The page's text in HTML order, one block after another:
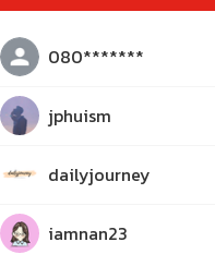
080*******
jphuism
dailyjourney
iamnan23